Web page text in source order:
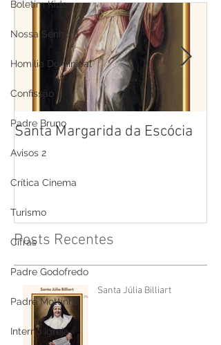
Boletim Kids
Nossa Senhora
Homilia Dominical
Confissão
Padre Bruno
Avisos 2
Crítica Cinema
Turismo
Cifras
Padre Godofredo
Padre Mottinha
Interno Igreja
Santa Margarida da Escócia
Posts Recentes
Santa Júlia Billiart